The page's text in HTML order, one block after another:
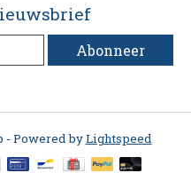
Abonneer
- Powered byLightspeed